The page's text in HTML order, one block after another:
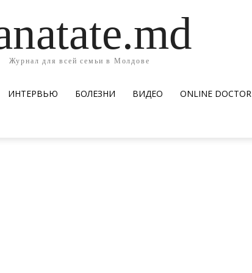
Журнал для всей семьи в Молдове
ИНТЕРВЬЮ БОЛЕЗНИ ВИДЕО ОNLINE DOCTOR